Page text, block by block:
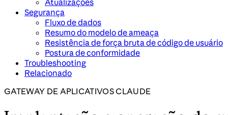
Segurança
Fluxo de dados
Resumo do modelo de ameaça
Resistência de força bruta de código de usuário
Postura de conformidade
Troubleshooting
Relacionado
GATEWAY DE APLICATIVOS CLAUDE